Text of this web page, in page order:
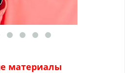
материалы